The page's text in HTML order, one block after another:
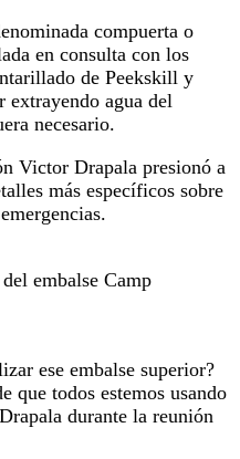
compuerta o
en consulta con los
de Peekskill y
agua del
necesario.
Victor Drapala presionó a
más específicos sobre
embalse Camp
ese embalse superior?
que todos estemos usando
durante la reunión